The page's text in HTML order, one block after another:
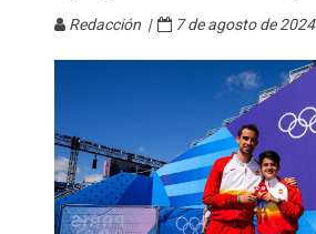
Redacción | 7 de agosto de 2024